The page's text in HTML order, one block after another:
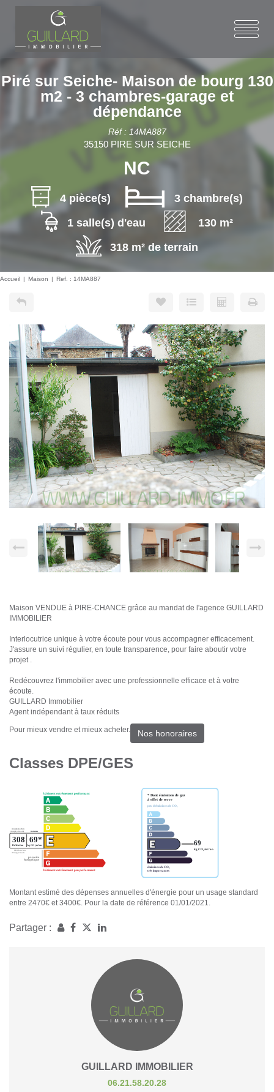
Piré sur Seiche- Maison de bourg 130
m2 - 3 chambres-garage et
dépendance
Réf : 14MA887
35150 PIRE SUR SEICHE
NC
4 pièce(s)
3 chambre(s)
1 salle(s) d'eau
130 m²
318 m² de terrain
Accueil Maison Ref. : 14MA887
Maison VENDUE à PIRE-CHANCE grâce au mandat de l'agence GUILLARD
IMMOBILIER
Interlocutrice unique à votre écoute pour vous accompagner efficacement.
J'assure un suivi régulier, en toute transparence, pour faire aboutir votre
projet .
Redécouvrez l'immobilier avec une professionnelle efficace et à votre
écoute.
GUILLARD Immobilier
Agent indépendant à taux réduits
Pour mieux vendre et mieux acheter. Nos honoraires
Classes DPE/GES
Montant estimé des dépenses annuelles d'énergie pour un usage standard
entre 2470€ et 3400€. Pour la date de référence 01/01/2021.
Partager :
GUILLARD IMMOBILIER
06.21.58.20.28